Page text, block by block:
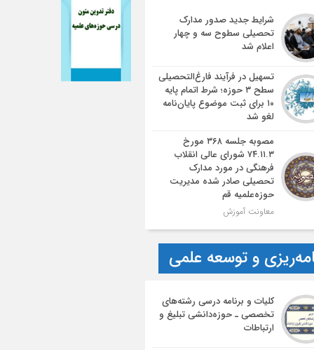
شرایط جدید صدور مدارک
تحصیلی سطوح سه و چهار
اعلام شد
تسهیل در فرآیند فارغ‌التحصیلی
سطح ۳ حوزه؛ شرط اتمام پایه
۱۰ برای ثبت موضوع پایان‌نامه
لغو شد
مصوبه جلسه ۳۶۸ مورخ
۷۴.۱۱.۳ شورای عالی انقلاب
فرهنگی در مورد مدارک
تحصیلی صادر شده مدیریت
حوزه‌علمیه قم
معاونت آموزش
و توسعه علمی
کلیات و برنامه درسی رشته‌های
تخصصی ـ حوزه‌دانشی تبلیغ و
ارتباطات